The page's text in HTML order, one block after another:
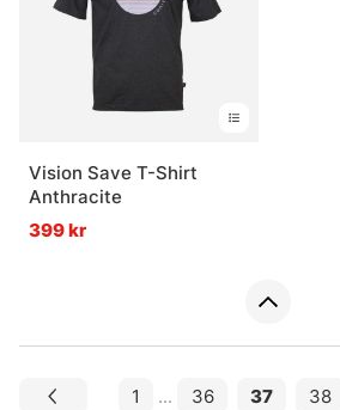
Vision Save T-Shirt
Anthracite
399 kr
1 ... 36 37 38